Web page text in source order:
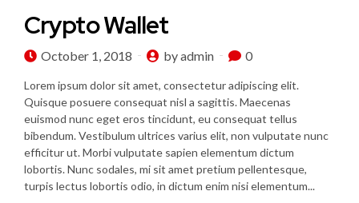
Crypto Wallet
October 1, 2018 by admin 0
Lorem ipsum dolor sit amet, consectetur adipiscing elit.
Quisque posuere consequat nisl a sagittis. Maecenas
euismod nunc eget eros tincidunt, eu consequat tellus
bibendum. Vestibulum ultrices varius elit, non vulputate nunc
efficitur ut. Morbi vulputate sapien elementum dictum
lobortis. Nunc sodales, mi sit amet pretium pellentesque,
turpis lectus lobortis odio, in dictum enim nisi elementum...